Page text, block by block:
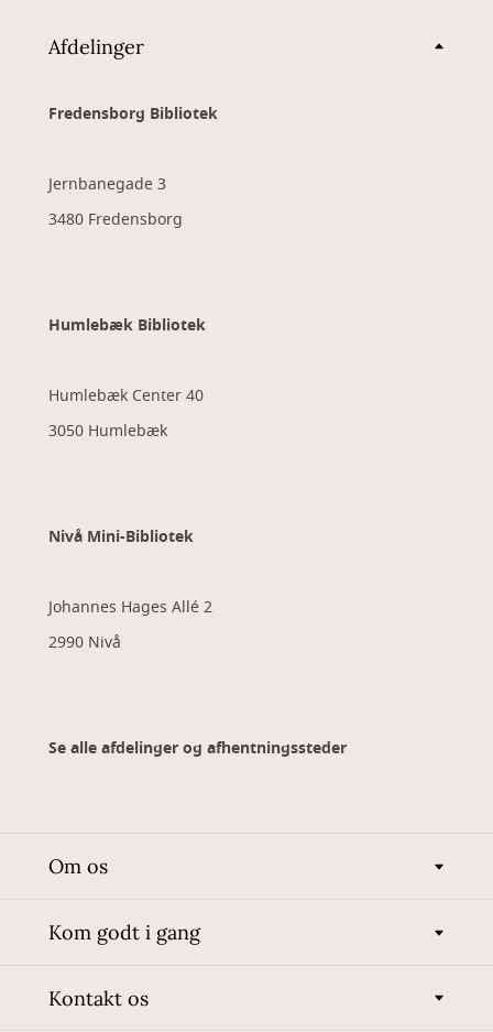
Afdelinger
Fredensborg Bibliotek
Jernbanegade 3
3480 Fredensborg
Humlebæk Bibliotek
Humlebæk Center 40
3050 Humlebæk
Nivå Mini-Bibliotek
Johannes Hages Allé 2
2990 Nivå
Se alle afdelinger og afhentningssteder
Om os
Kom godt i gang
Kontakt os